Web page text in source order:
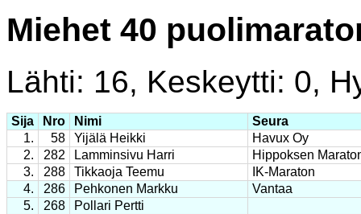
Miehet 40
Lähti: 16, Keskeytti: 0,
Sija Nro Nimi
Seura
1.
58 Yijälä Heikki
Havux Oy
2.
282 Lamminsivu Harri
Hippoksen
3.
288 Tikkaoja Teemu
IK-Maraton
4.
286 Pehkonen Markku
Vantaa
5.
268
Pollari Pertti